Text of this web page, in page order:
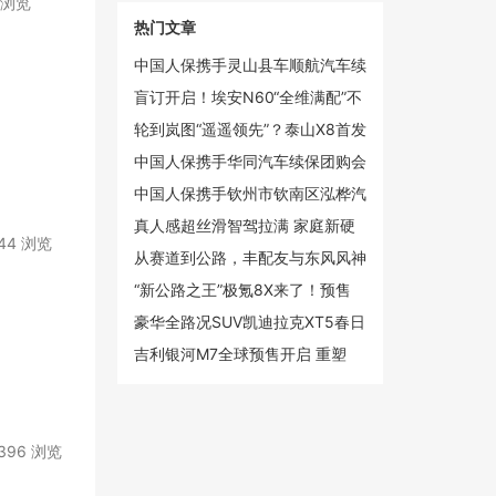
浏览
浏览
热门文章
中国人保携手灵山县车顺航汽车续
保团购会
盲订开启！埃安N60“全维满配”不
再妥协
轮到岚图“遥遥领先”？泰山X8首发
华为2K双联屏
中国人保携手华同汽车续保团购会
中国人保携手钦州市钦南区泓桦汽
车续保团购会
真人感超丝滑智驾拉满 家庭新硬
派iCAR V27定档3月13日上市
从赛道到公路，丰配友与东风风神
L8共释“长距离”冠军哲学
“新公路之王”极氪8X来了！预售
37.68万起4月上市
豪华全路况SUV凯迪拉克XT5春日
焕新 第二代金身计划重磅上线
吉利银河M7全球预售开启 重塑